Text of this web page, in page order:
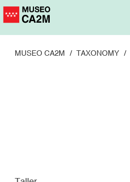
Pasar
MUSEO CA2M TAXONOMY